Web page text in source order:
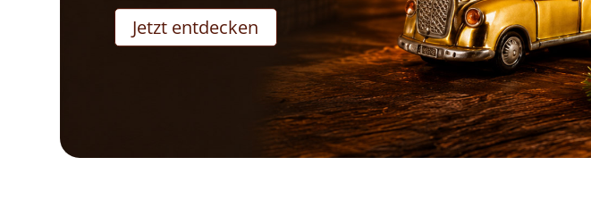
Jetzt entdecken